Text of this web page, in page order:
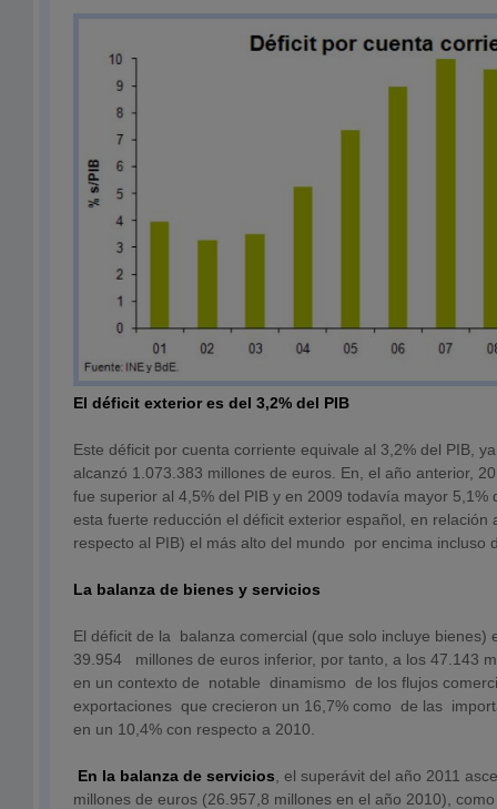
El déficit exterior es del 3,2% del PIB
Este déficit por cuenta corriente equivale al 3,2% del PIB,
alcanzó 1.073.383 millones de euros. En, el año anterior,
fue superior al 4,5% del PIB y en 2009 todavía mayor 5,1%
esta fuerte reducción el déficit exterior español, en relación
respecto al PIB) el más alto del mundo por encima incluso
La balanza de bienes y servicios
El déficit de la balanza comercial (que solo incluye
39.954 millones de euros inferior, por tanto, a los 47.143
en un contexto de notable dinamismo de los flujos
exportaciones que crecieron un 16,7% como de las
en un 10,4% con respecto a 2010.
En la balanza de servicios , el superávit del año 2011
millones de euros (26.957,8 millones en el año 2010),